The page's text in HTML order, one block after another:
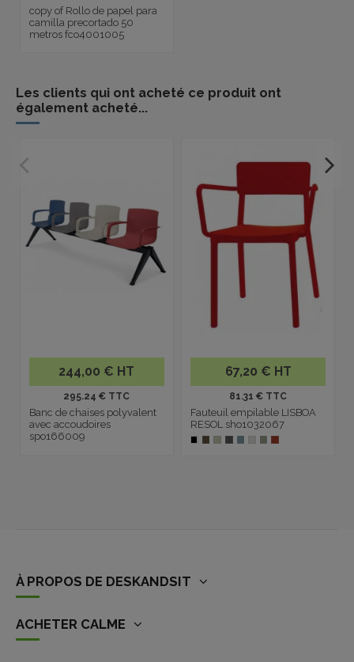
copy of Rollo de papel para
camilla precortado 50
metros fco4001005
Les clients qui ont acheté ce produit ont
également acheté...
244,00 € HT
295.24 € TTC
Banc de chaises polyvalent
avec accoudoires
spo166009
67,20 € HT
81.31 € TTC
Fauteuil empilable LISBOA
RESOL sho1032067
À PROPOS DE DESKANDSIT
ACHETER CALME